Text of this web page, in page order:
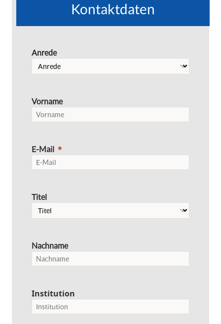
Kontaktdaten
Anrede
Vorname
E-Mail
Titel
Nachname
Institution